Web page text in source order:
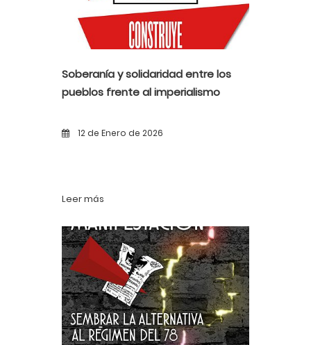
Soberanía y solidaridad entre los
pueblos frente al imperialismo
12 de Enero de 2026
Leer más